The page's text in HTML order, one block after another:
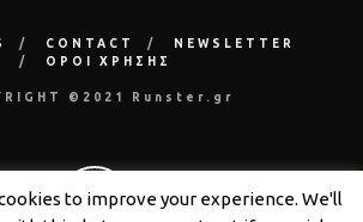
CONTACT
NEWSLETTER
ΟΡΟΙ ΧΡΗΣΗΣ
©2021 Runster.gr
to improve your experience. We'll